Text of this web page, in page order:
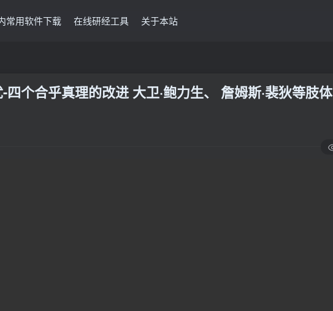
常用软件下载 在线研经工具 关于本站
四个合乎真理的改进 大卫·鲍力生、 詹姆斯·裴狄等肢体